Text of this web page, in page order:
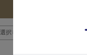
選択した全アイテムを確認 >>